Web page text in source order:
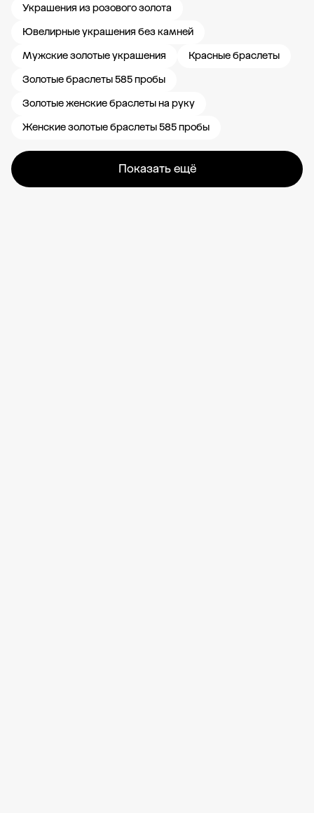
Украшения из розового золота
Ювелирные украшения без камней
Мужские золотые украшения
Красные браслеты
Золотые браслеты 585 пробы
Золотые женские браслеты на руку
Женские золотые браслеты 585 пробы
Показать ещё